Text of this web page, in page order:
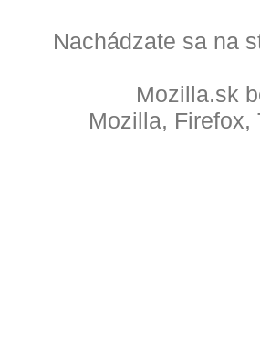
Nachádzate sa na
Mozilla.sk
Mozilla,